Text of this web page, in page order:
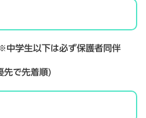
学生以下は必ず保護者同伴
先で先着順)